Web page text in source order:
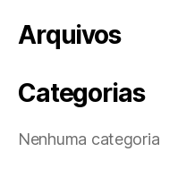
Arquivos
Categorias
Nenhuma categoria